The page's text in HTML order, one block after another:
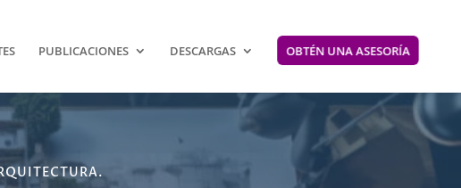
PUBLICACIONES DESCARGAS OBTÉN UNA ASESORÍA